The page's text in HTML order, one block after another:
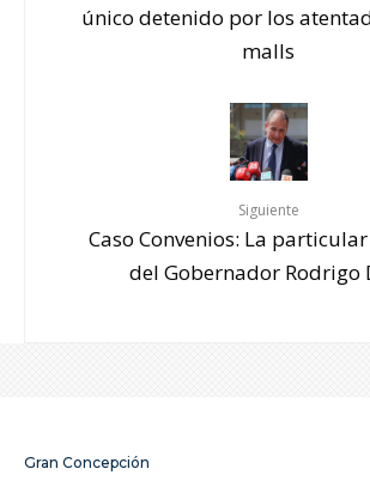
único detenido por los
malls
Siguiente
Caso Convenios: La
del Gobernador Rodrigo
Gran Concepción